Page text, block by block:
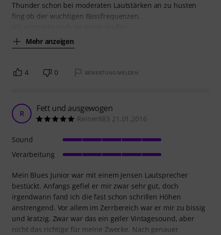
Thunder schon bei moderaten Lautstärken an zu husten
fing ob der wuchtigen Bassfrequenzen.
Mehr anzeigen
4 0 BEWERTUNG MELDEN
R Fett und ausgewogen
Reiner883 21.01.2016
Mein Blues Junior war mit einem Jensen Lautsprecher
bestückt. Anfangs gefiel er mir zwar sehr gut, doch
irgendwann fand ich die fast schon schrillen Höhen
anstrengend. Vor allem im Zerrbereich war er mir zu bissig
und kratzig. Zwar war das ein geiler Vintagesound, aber
nicht das richtige für meine Zwecke. Nach genauer
Sound
Verarbeitung